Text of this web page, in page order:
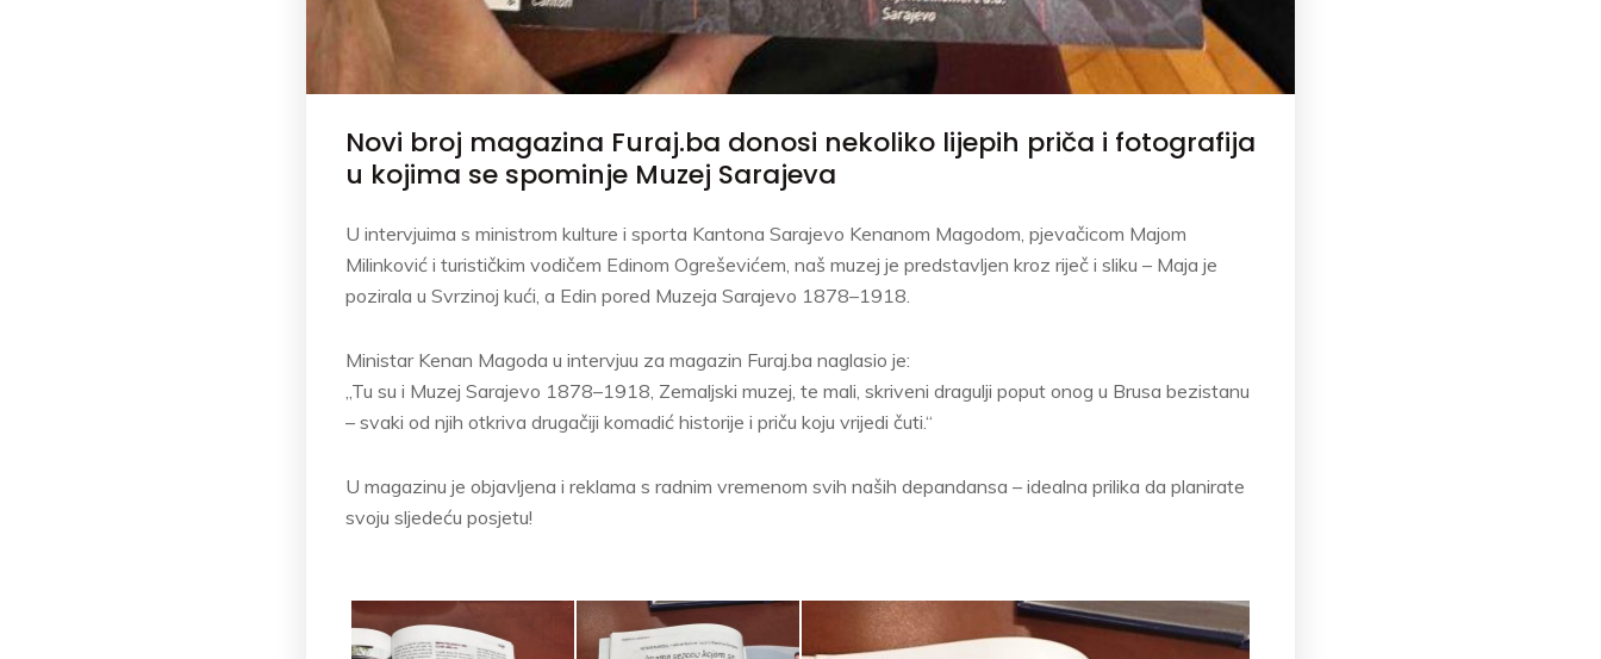
Novi broj magazina Furaj.ba donosi nekoliko lijepih priča i fotografija
u kojima se spominje Muzej Sarajeva
U intervjuima s ministrom kulture i sporta Kantona Sarajevo Kenanom Magodom, pjevačicom Majom
Milinković i turističkim vodičem Edinom Ogreševićem, naš muzej je predstavljen kroz riječ i sliku – Maja je
pozirala u Svrzinoj kući, a Edin pored Muzeja Sarajevo 1878–1918.
Ministar Kenan Magoda u intervjuu za magazin Furaj.ba naglasio je:
„Tu su i Muzej Sarajevo 1878–1918, Zemaljski muzej, te mali, skriveni dragulji poput onog u Brusa bezistanu
– svaki od njih otkriva drugačiji komadić historije i priču koju vrijedi čuti.“
U magazinu je objavljena i reklama s radnim vremenom svih naših depandansa – idealna prilika da planirate
svoju sljedeću posjetu!